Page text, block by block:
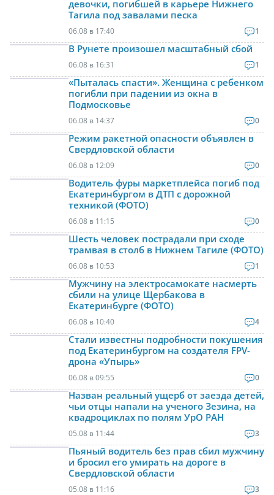
девочки, погибшей в карьере Нижнего
Тагила под завалами песка
06.08 в 17:40 1
В Рунете произошел масштабный сбой
06.08 в 16:31 1
«Пыталась спасти». Женщина с ребенком
погибли при падении из окна в
Подмосковье
06.08 в 14:37 0
Режим ракетной опасности объявлен в
Свердловской области
06.08 в 12:09 0
Водитель фуры маркетплейса погиб под
Екатеринбургом в ДТП с дорожной
техникой (ФОТО)
06.08 в 11:15 0
Шесть человек пострадали при сходе
трамвая в столб в Нижнем Тагиле (ФОТО)
06.08 в 10:53 1
Мужчину на электросамокате насмерть
сбили на улице Щербакова в
Екатеринбурге (ФОТО)
06.08 в 10:40 4
Стали известны подробности покушения
под Екатеринбургом на создателя FPV-
дрона «Упырь»
06.08 в 09:55 0
Назван реальный ущерб от заезда детей,
чьи отцы напали на ученого Зезина, на
квадроциклах по полям УрО РАН
05.08 в 11:44 3
Пьяный водитель без прав сбил мужчину
и бросил его умирать на дороге в
Свердловской области
05.08 в 11:16 3